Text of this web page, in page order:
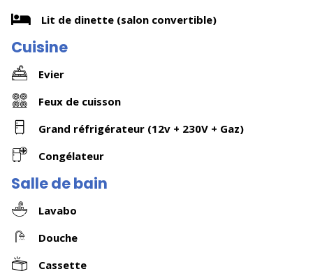
Lit de dinette (salon convertible)
Cuisine
Evier
Feux de cuisson
Grand réfrigérateur (12v + 230V + Gaz)
Congélateur
Salle de bain
Lavabo
Douche
Cassette